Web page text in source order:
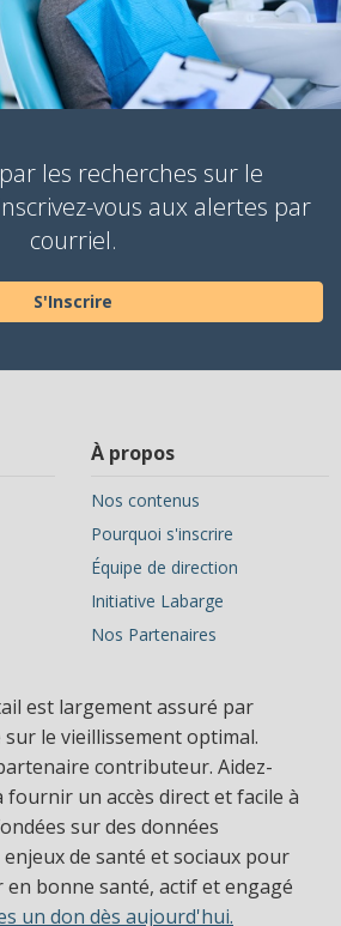
les recherches sur le
vous aux alertes par
courriel.
S'Inscrire
À propos
Nos contenus
Pourquoi s'inscrire
Équipe de direction
Initiative Labarge
Nos Partenaires
est largement assuré par
sur le vieillissement optimal.
contributeur. Aidez-
un accès direct et facile à
sur des données
de santé et sociaux pour
bonne santé, actif et engagé
un don dès aujourd'hui.